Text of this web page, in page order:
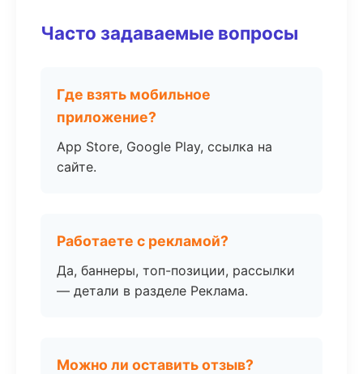
Часто задаваемые вопросы
Где взять мобильное
приложение?
App Store, Google Play, ссылка на
сайте.
Работаете с рекламой?
Да, баннеры, топ-позиции, рассылки
— детали в разделе Реклама.
Можно ли оставить отзыв?